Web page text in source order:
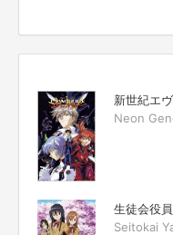
新世紀エ
Neon
生徒会役
Seitokai